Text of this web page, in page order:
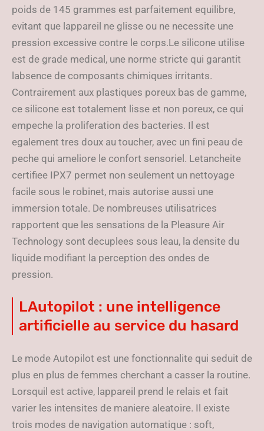
poids de 145 grammes est parfaitement equilibre,
evitant que lappareil ne glisse ou ne necessite une
pression excessive contre le corps.Le silicone utilise
est de grade medical, une norme stricte qui garantit
labsence de composants chimiques irritants.
Contrairement aux plastiques poreux bas de gamme,
ce silicone est totalement lisse et non poreux, ce qui
empeche la proliferation des bacteries. Il est
egalement tres doux au toucher, avec un fini peau de
peche qui ameliore le confort sensoriel. Letancheite
certifiee IPX7 permet non seulement un nettoyage
facile sous le robinet, mais autorise aussi une
immersion totale. De nombreuses utilisatrices
rapportent que les sensations de la Pleasure Air
Technology sont decuplees sous leau, la densite du
liquide modifiant la perception des ondes de
pression.
LAutopilot : une intelligence
artificielle au service du hasard
Le mode Autopilot est une fonctionnalite qui seduit de
plus en plus de femmes cherchant a casser la routine.
Lorsquil est active, lappareil prend le relais et fait
varier les intensites de maniere aleatoire. Il existe
trois modes de navigation automatique : soft,